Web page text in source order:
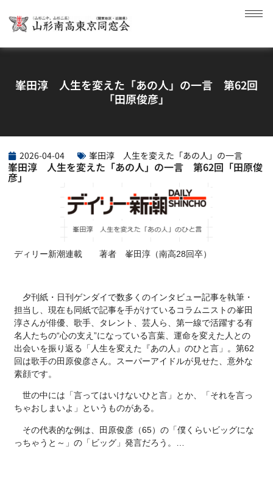
峯田淳 人生を変えた「あの人」の一言 第62回
「田原俊彦」
2026-04-04 峯田淳 人生を変えた「あの人」の一言
峯田淳 人生を変えた「あの人」の一言 第62回「田原俊
彦」
ディリー新潮連載 著者 峯田淳（南高28回卒）
夕刊紙・日刊ゲンダイで数多くのインタビュー記事を執筆・
担当し、現在も同紙で記事を手がけているコラムニストの峯田
淳さんが俳優、歌手、タレント、芸人ら、第一線で活躍する有
名人たちの“心の支え”になっている言葉、運命を変えた人との
出会いを振り返る「人生を変えた『あの人』のひと言」。第62
回は歌手の田原俊彦さん。スーパーアイドルが見せた、意外な
素顔です。
世の中には「言ってはいけないひと言」とか、「それを言っ
ちゃおしまいよ」というものがある。
その代表的な例は、田原俊彦（65）の「僕くらいビッグにな
っちゃうと～」の「ビッグ」発言だろう。…